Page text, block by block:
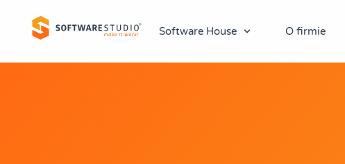
Software House O firmie